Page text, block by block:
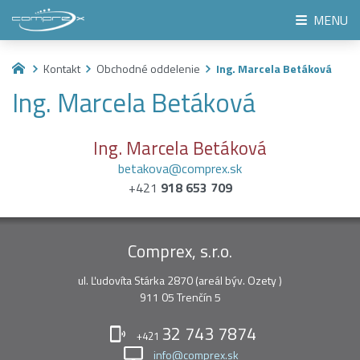
Kontakt Obchodné oddelenie Ing. Marcela Betáková
Ing. Marcela Betáková
Ing. Marcela Betáková
betakova@comprex.sk
+421 918 653 709
Comprex, s.r.o.
ul. Ľudovíta Stárka 2870 (areál býv. Ozety )
911 05 Trenčín 5
+421 32 743 7874
info@comprex.sk
MENU